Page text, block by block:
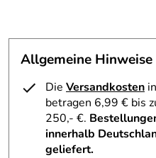
Allgemeine
Die Versandkosten
betragen 6,99 € bis
250,- €.
innerhalb
geliefert.